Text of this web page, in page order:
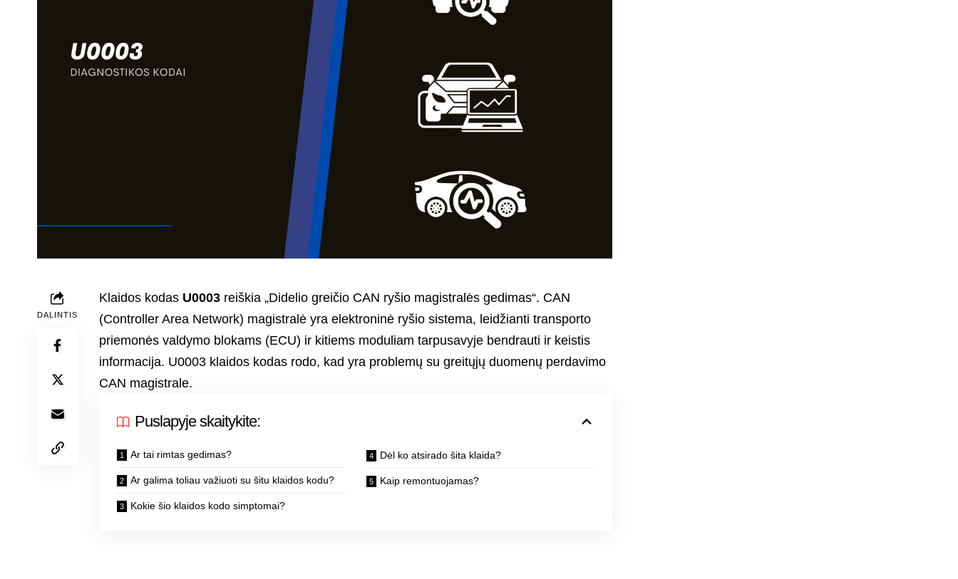
DALINTIS
Klaidos kodas U0003 reiškia „Didelio greičio CAN ryšio magistralės gedimas“. CAN
(Controller Area Network) magistralė yra elektroninė ryšio sistema, leidžianti transporto
priemonės valdymo blokams (ECU) ir kitiems moduliam tarpusavyje bendrauti ir keistis
informacija. U0003 klaidos kodas rodo, kad yra problemų su greitųjų duomenų perdavimo
CAN magistrale.
Puslapyje skaitykite:
Ar tai rimtas gedimas?
Ar galima toliau važiuoti su šitu klaidos kodu?
Kokie šio klaidos kodo simptomai?
Dėl ko atsirado šita klaida?
Kaip remontuojamas?